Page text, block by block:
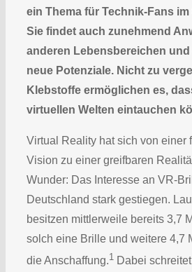
ein Thema für Technik-Fans
Sie findet auch zunehmend
anderen Lebensbereichen
neue Potenziale. Nicht zu
Klebstoffe ermöglichen es,
virtuellen Welten eintauchen
Virtual Reality hat sich von einer
Vision zu einer greifbaren
Wunder: Das Interesse an VR-
Deutschland stark gestiegen.
besitzen mittlerweile bereits 3,7
solch eine Brille und weitere 4,7
die Anschaffung.1 Dabei